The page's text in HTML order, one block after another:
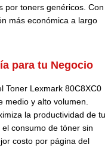
por toners genéricos. Con
más económica a largo
para tu Negocio
Toner Lexmark 80C8XC0
medio y alto volumen.
la productividad de tu
consumo de tóner sin
costo por página del